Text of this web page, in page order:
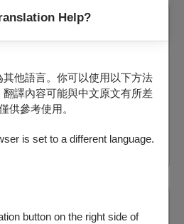
Help?
他語言。你可以使用以下方法
譯內容可能與中文原文有所差
供參考使用。
is set to a different language.
button on the right side of
購買